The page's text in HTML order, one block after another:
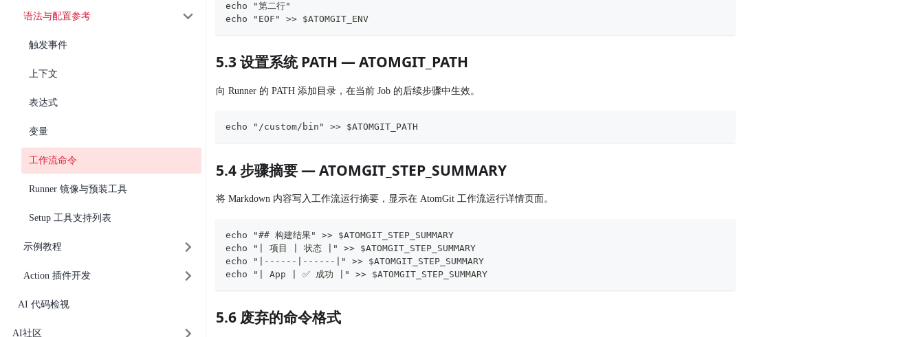
语法与配置参考
触发事件
上下文
表达式
变量
工作流命令
Runner 镜像与预装工具
Setup 工具支持列表
示例教程
Action 插件开发
AI 代码检视
AI社区
echo "第二行"
echo "EOF" >> $ATOMGIT_ENV
5.3 设置系统 PATH — ATOMGIT_PATH
向 Runner 的 PATH 添加目录，在当前 Job 的后续步骤中生效。
echo "/custom/bin" >> $ATOMGIT_PATH
5.4 步骤摘要 — ATOMGIT_STEP_SUMMARY
将 Markdown 内容写入工作流运行摘要，显示在 AtomGit 工作流运行详情页面。
echo "## 构建结果" >> $ATOMGIT_STEP_SUMMARY
echo "| 项目 | 状态 |" >> $ATOMGIT_STEP_SUMMARY
echo "|------|------|" >> $ATOMGIT_STEP_SUMMARY
echo "| App | ✅ 成功 |" >> $ATOMGIT_STEP_SUMMARY
5.6 废弃的命令格式